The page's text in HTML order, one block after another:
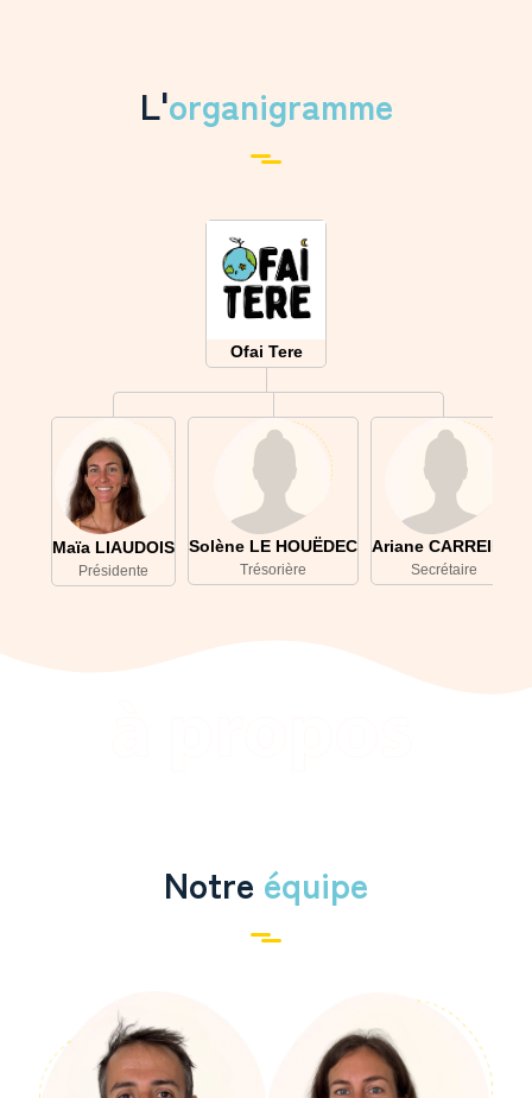
L'organigramme
Ofai Tere
Maïa LIAUDOIS
Présidente
Solène LE HOUËDEC
Trésorière
Ariane CARREIRA
Secrétaire
Notre équipe